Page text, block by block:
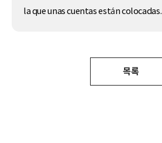
la que unas cuentas están colocadas.
목록